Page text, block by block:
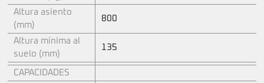
Altura asiento
(mm)
800
Altura mínima al
suelo (mm)
135
CAPACIDADES